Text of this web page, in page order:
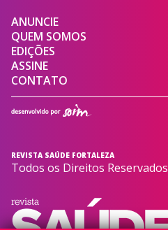
ANUNCIE
QUEM SOMOS
EDIÇÕES
ASSINE
CONTATO
REVISTA SAÚDE FORTALEZA
Todos os Direitos Reservados